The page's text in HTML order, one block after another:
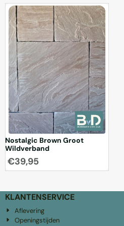
waar een natuurlijke en lichte
bestrating gewenst is. Door de
zachte tinten passen ze goe...
Nostalgic Brown Groot
Wildverband
€39,95
KLANTENSERVICE
Aflevering
Openingstijden